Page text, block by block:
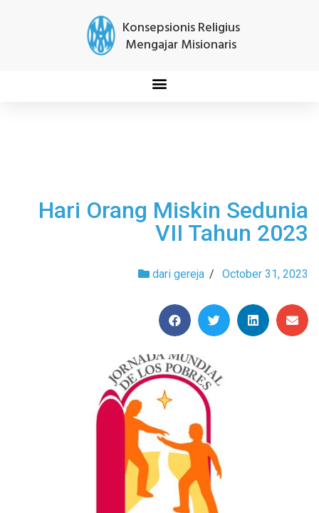
Konsepsionis Religius
Mengajar Misionaris
Hari Orang Miskin Sedunia
VII Tahun 2023
dari gereja / October 31, 2023